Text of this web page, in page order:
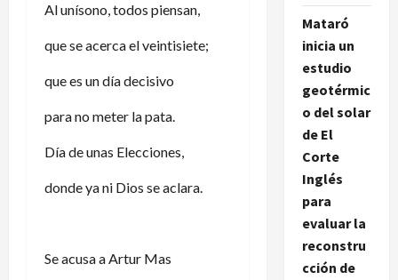
Al unísono, todos piensan,
que se acerca el veintisiete;
que es un día decisivo
para no meter la pata.
Día de unas Elecciones,
donde ya ni Dios se aclara.
Se acusa a Artur Mas
Mataró
inicia un
estudio
geotérmic
o del solar
de El
Corte
Inglés
para
evaluar la
reconstru
cción de